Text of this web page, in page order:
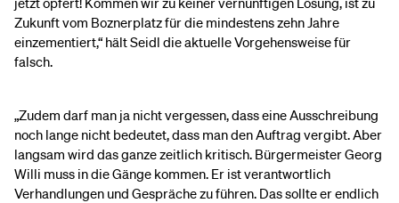
Zukunft vom Boznerplatz für die mindestens zehn Jahre
einzementiert,“ hält Seidl die aktuelle Vorgehensweise für
falsch.
„Zudem darf man ja nicht vergessen, dass eine Ausschreibung
noch lange nicht bedeutet, dass man den Auftrag vergibt. Aber
langsam wird das ganze zeitlich kritisch. Bürgermeister Georg
Willi muss in die Gänge kommen. Er ist verantwortlich
Verhandlungen und Gespräche zu führen. Das sollte er endlich